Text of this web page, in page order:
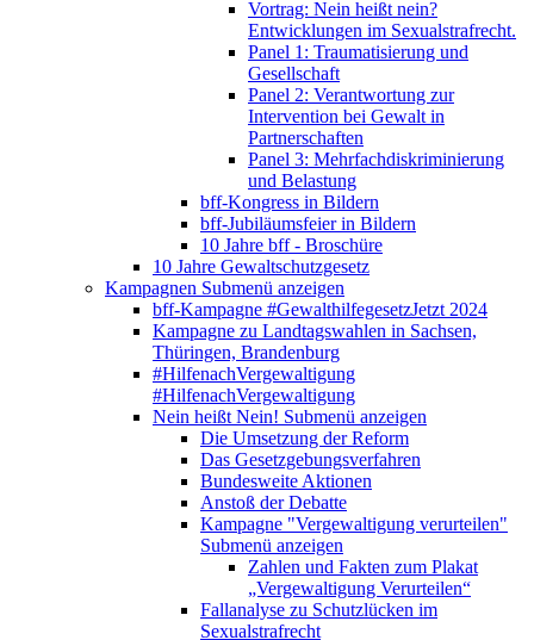
Vortrag: Nein heißt nein?
Entwicklungen im Sexualstrafrecht.
Panel 1: Traumatisierung und
Gesellschaft
Panel 2: Verantwortung zur
Intervention bei Gewalt in
Partnerschaften
Panel 3: Mehrfachdiskriminierung
und Belastung
bff-Kongress in Bildern
bff-Jubiläumsfeier in Bildern
10 Jahre bff - Broschüre
10 Jahre Gewaltschutzgesetz
Kampagnen Submenü anzeigen
bff-Kampagne #GewalthilfegesetzJetzt 2024
Kampagne zu Landtagswahlen in Sachsen,
Thüringen, Brandenburg
#HilfenachVergewaltigung
#HilfenachVergewaltigung
Nein heißt Nein! Submenü anzeigen
Die Umsetzung der Reform
Das Gesetzgebungsverfahren
Bundesweite Aktionen
Anstoß der Debatte
Kampagne "Vergewaltigung verurteilen"
Submenü anzeigen
Zahlen und Fakten zum Plakat
„Vergewaltigung Verurteilen“
Fallanalyse zu Schutzlücken im
Sexualstrafrecht